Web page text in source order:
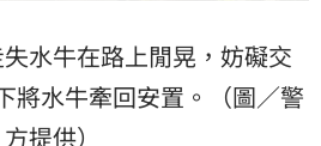
水牛在路上閒晃，妨礙交
將水牛牽回安置。（圖／警
方提供）